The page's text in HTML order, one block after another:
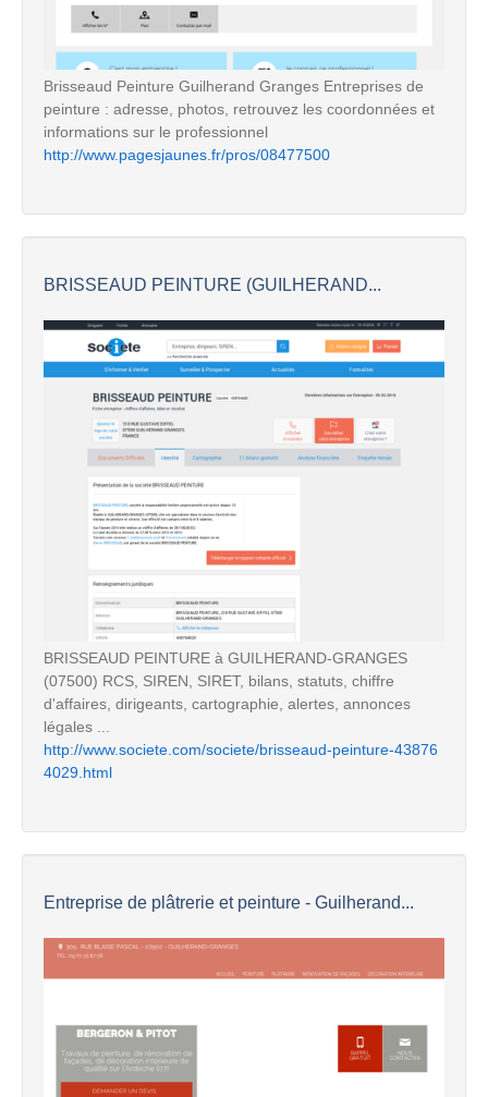
Brisseaud Peinture Guilherand Granges Entreprises de
peinture : adresse, photos, retrouvez les coordonnées et
informations sur le professionnel
http://www.pagesjaunes.fr/pros/08477500
BRISSEAUD PEINTURE (GUILHERAND...
BRISSEAUD PEINTURE à GUILHERAND-GRANGES
(07500) RCS, SIREN, SIRET, bilans, statuts, chiffre
d'affaires, dirigeants, cartographie, alertes, annonces
légales ...
http://www.societe.com/societe/brisseaud-peinture-43876
4029.html
Entreprise de plâtrerie et peinture - Guilherand...